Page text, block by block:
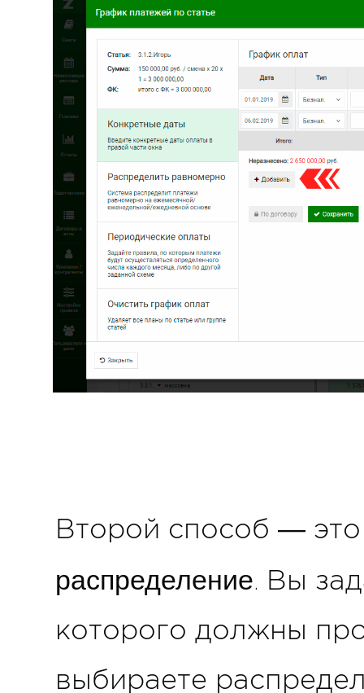
Второй способ —
распределение. Вы
которого должны
выбираете